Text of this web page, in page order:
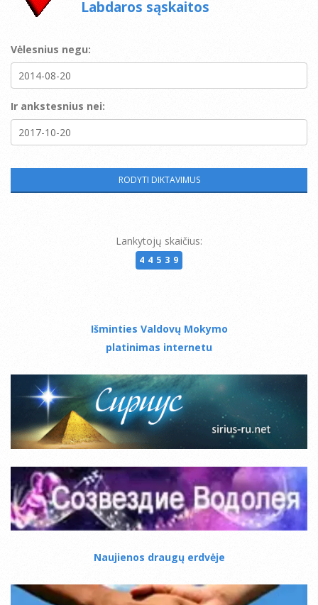
Labdaros sąskaitos
Vėlesnius negu:
Ir ankstesnius nei:
Lankytojų skaičius:
44539
Išminties Valdovų Mokymo
platinimas internetu
Naujienos draugų erdvėje